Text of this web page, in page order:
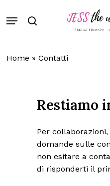
to
search
Menu
Home »Contatti
Restiamo
Per
domande sulle
non esitare a
di risponderti il